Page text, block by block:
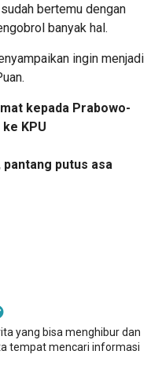
bertemu dengan
banyak hal.
ingin menjadi
kepada Prabowo-
KPU
putus asa
yang bisa menghibur dan
tempat mencari informasi